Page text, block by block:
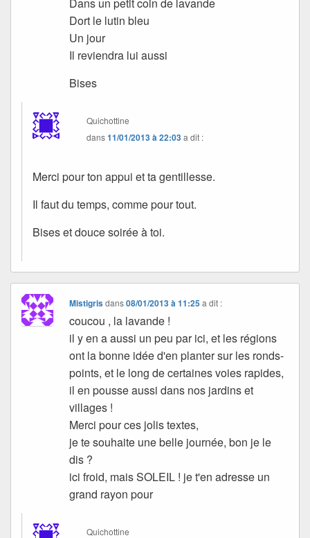
Dort le lutin bleu
Un jour
Il reviendra lui aussi
Bises
Quichottine
dans11/01/2013 à 22:03a dit :
Merci pour ton appui et ta gentillesse.
Il faut du temps, comme pour tout.
Bises et douce soirée à toi.
Mistigrisdans08/01/2013 à 11:25 a dit :
coucou , la lavande !
il y en a aussi un peu par ici, et les régions
ont la bonne idée d'en planter sur les ronds-
points, et le long de certaines voies rapides,
il en pousse aussi dans nos jardins et
villages !
Merci pour ces jolis textes,
je te souhaite une belle journée, bon je le
dis ?
ici froid, mais SOLEIL ! je t'en adresse un
grand rayon pour
Quichottine